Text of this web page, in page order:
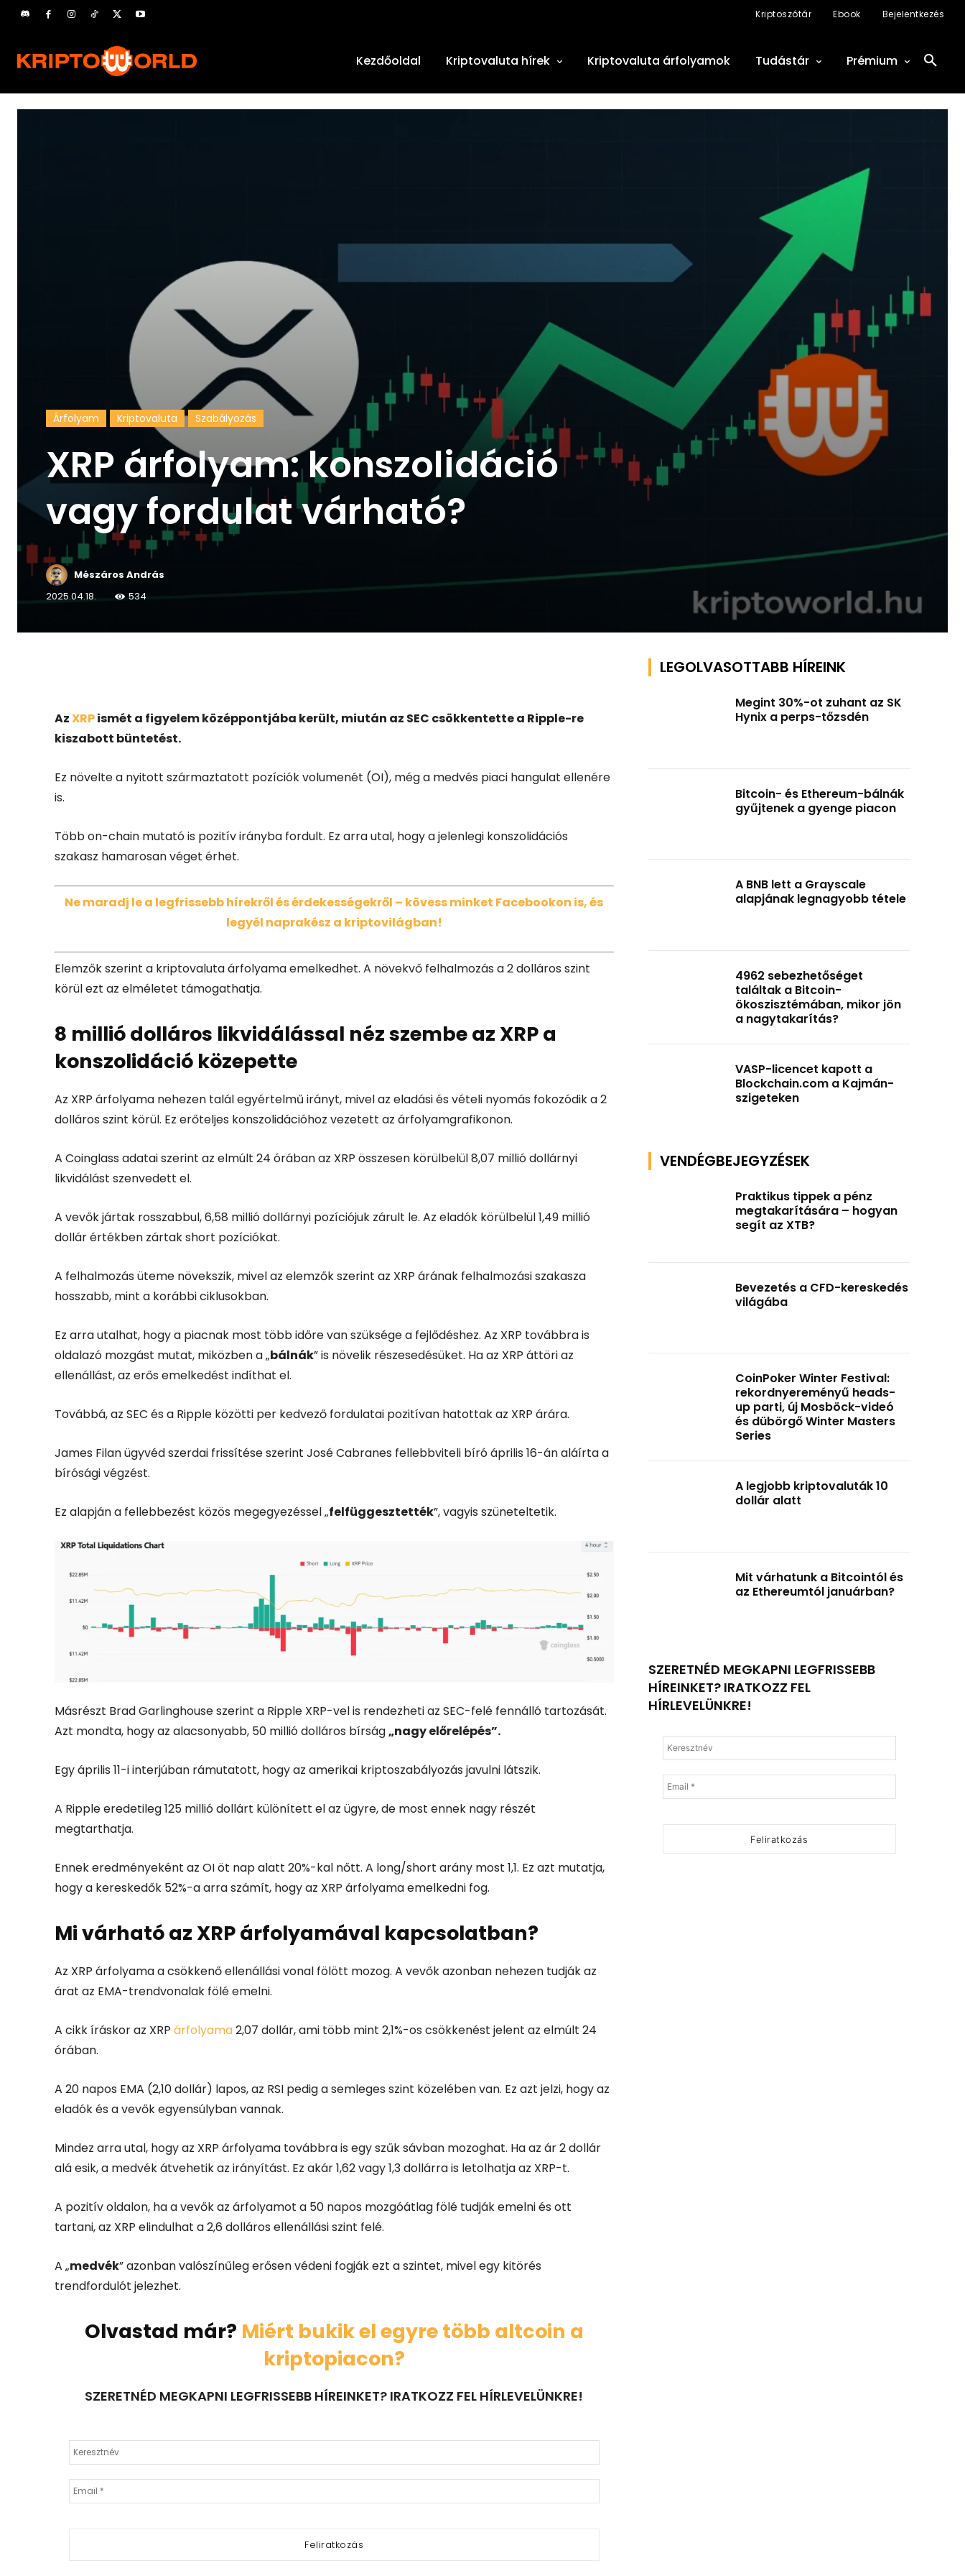
Kriptoszótár Ebook Bejelentkezés
Kezdőoldal Kriptovaluta hírek Kriptovaluta árfolyamok Tudástár Prémium
Árfolyam Kriptovaluta Szabályozás
XRP árfolyam: konszolidáció
vagy fordulat várható?
Mészáros András
2025.04.18.
534
AzXRPismét a figyelem középpontjába került, miután az SEC csökkentette a Ripple-re
kiszabott büntetést.
Ez növelte a nyitott származtatott pozíciók volumenét (OI), még a medvés piaci hangulat ellenére
is.
Több on-chain mutató is pozitív irányba fordult. Ez arra utal, hogy a jelenlegi konszolidációs
szakasz hamarosan véget érhet.
Ne maradj le a legfrissebb hírekről és érdekességekről – kövess minket Facebookon is, és
legyél naprakész a kriptovilágban!
Elemzők szerint a kriptovaluta árfolyama emelkedhet. A növekvő felhalmozás a 2 dolláros szint
körül ezt az elméletet támogathatja.
8 millió dolláros likvidálással néz szembe az XRP a
konszolidáció közepette
Az XRP árfolyama nehezen talál egyértelmű irányt, mivel az eladási és vételi nyomás fokozódik a 2
dolláros szint körül. Ez erőteljes konszolidációhoz vezetett az árfolyamgrafikonon.
A Coinglass adatai szerint az elmúlt 24 órában az XRP összesen körülbelül 8,07 millió dollárnyi
likvidálást szenvedett el.
A vevők jártak rosszabbul, 6,58 millió dollárnyi pozíciójuk zárult le. Az eladók körülbelül 1,49 millió
dollár értékben zártak short pozíciókat.
A felhalmozás üteme növekszik, mivel az elemzők szerint az XRP árának felhalmozási szakasza
hosszabb, mint a korábbi ciklusokban.
Ez arra utalhat, hogy a piacnak most több időre van szüksége a fejlődéshez. Az XRP továbbra is
oldalazó mozgást mutat, miközben a „bálnák” is növelik részesedésüket. Ha az XRP áttöri az
ellenállást, az erős emelkedést indíthat el.
Továbbá, az SEC és a Ripple közötti per kedvező fordulatai pozitívan hatottak az XRP árára.
James Filan ügyvéd szerdai frissítése szerint José Cabranes fellebbviteli bíró április 16-án aláírta a
bírósági végzést.
Ez alapján a fellebbezést közös megegyezéssel „felfüggesztették”, vagyis szüneteltetik.
Másrészt Brad Garlinghouse szerint a Ripple XRP-vel is rendezheti az SEC-felé fennálló tartozását.
Azt mondta, hogy az alacsonyabb, 50 millió dolláros bírság„nagy előrelépés”.
Egy április 11-i interjúban rámutatott, hogy az amerikai kriptoszabályozás javulni látszik.
A Ripple eredetileg 125 millió dollárt különített el az ügyre, de most ennek nagy részét
megtarthatja.
Ennek eredményeként az OI öt nap alatt 20%-kal nőtt. A long/short arány most 1,1. Ez azt mutatja,
hogy a kereskedők 52%-a arra számít, hogy az XRP árfolyama emelkedni fog.
Mi várható az XRP árfolyamával kapcsolatban?
Az XRP árfolyama a csökkenő ellenállási vonal fölött mozog. A vevők azonban nehezen tudják az
árat az EMA-trendvonalak fölé emelni.
A cikk íráskor az XRP árfolyama2,07 dollár, ami több mint 2,1%-os csökkenést jelent az elmúlt 24
órában.
A 20 napos EMA (2,10 dollár) lapos, az RSI pedig a semleges szint közelében van. Ez azt jelzi, hogy az
eladók és a vevők egyensúlyban vannak.
Mindez arra utal, hogy az XRP árfolyama továbbra is egy szűk sávban mozoghat. Ha az ár 2 dollár
alá esik, a medvék átvehetik az irányítást. Ez akár 1,62 vagy 1,3 dollárra is letolhatja az XRP-t.
A pozitív oldalon, ha a vevők az árfolyamot a 50 napos mozgóátlag fölé tudják emelni és ott
tartani, az XRP elindulhat a 2,6 dolláros ellenállási szint felé.
A „medvék” azonban valószínűleg erősen védeni fogják ezt a szintet, mivel egy kitörés
trendfordulót jelezhet.
Olvastad már? Miért bukik el egyre több altcoin a
kriptopiacon?
SZERETNÉD MEGKAPNI LEGFRISSEBB HÍREINKET? IRATKOZZ FEL HÍRLEVELÜNKRE!
LEGOLVASOTTABB HÍREINK
Megint 30%-ot zuhant az SK
Hynix a perps-tőzsdén
Bitcoin- és Ethereum-bálnák
gyűjtenek a gyenge piacon
A BNB lett a Grayscale
alapjának legnagyobb tétele
4962 sebezhetőséget
találtak a Bitcoin-
ökoszisztémában, mikor jön
a nagytakarítás?
VASP-licencet kapott a
Blockchain.com a Kajmán-
szigeteken
VENDÉGBEJEGYZÉSEK
Praktikus tippek a pénz
megtakarítására – hogyan
segít az XTB?
Bevezetés a CFD-kereskedés
világába
CoinPoker Winter Festival:
rekordnyereményű heads-
up parti, új Mosböck-videó
és dübörgő Winter Masters
Series
A legjobb kriptovaluták 10
dollár alatt
Mit várhatunk a Bitcointól és
az Ethereumtól januárban?
SZERETNÉD MEGKAPNI LEGFRISSEBB
HÍREINKET? IRATKOZZ FEL
HÍRLEVELÜNKRE!